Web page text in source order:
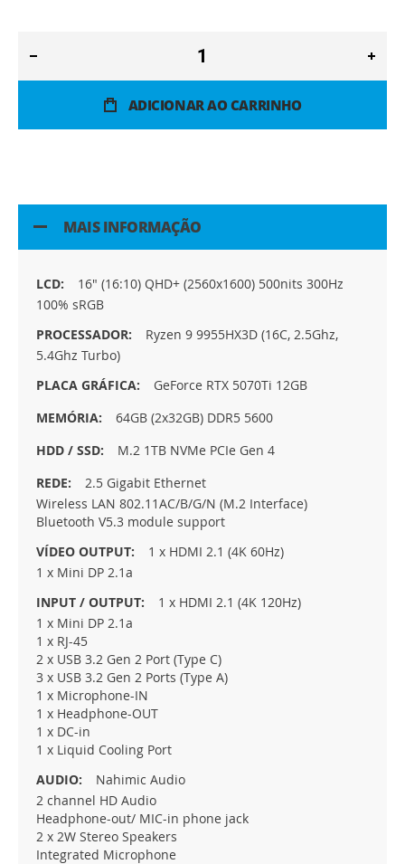
ADICIONAR AO CARRINHO
MAIS INFORMAÇÃO
Mais
informação
16" (16:10) QHD+ (2560x1600) 500nits 300Hz
100% sRGB
Ryzen 9 9955HX3D (16C, 2.5Ghz,
5.4Ghz Turbo)
GeForce RTX 5070Ti 12GB
64GB (2x32GB) DDR5 5600
M.2 1TB NVMe PCIe Gen 4
2.5 Gigabit Ethernet
Wireless LAN 802.11AC/B/G/N (M.2 Interface)
Bluetooth V5.3 module support
1 x HDMI 2.1 (4K 60Hz)
1 x Mini DP 2.1a
1 x HDMI 2.1 (4K 120Hz)
1 x Mini DP 2.1a
1 x RJ-45
2 x USB 3.2 Gen 2 Port (Type C)
3 x USB 3.2 Gen 2 Ports (Type A)
1 x Microphone-IN
1 x Headphone-OUT
1 x DC-in
1 x Liquid Cooling Port
Nahimic Audio
2 channel HD Audio
Headphone-out/ MIC-in phone jack
2 x 2W Stereo Speakers
Integrated Microphone